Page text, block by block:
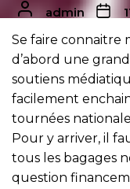
admin
Se faire connaitre
d’abord une
soutiens
facilement
tournées
Pour y arriver, il
tous les bagages
question